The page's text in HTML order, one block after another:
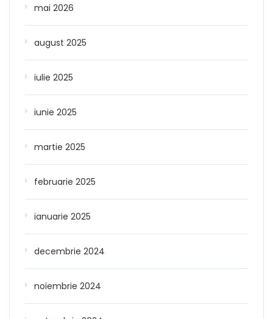
mai 2026
august 2025
iulie 2025
iunie 2025
martie 2025
februarie 2025
ianuarie 2025
decembrie 2024
noiembrie 2024